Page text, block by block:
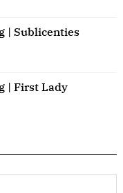
| Sublicenties
| First Lady